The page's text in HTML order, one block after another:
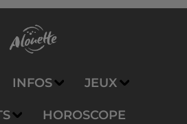
INFOS JEUX
HOROSCOPE